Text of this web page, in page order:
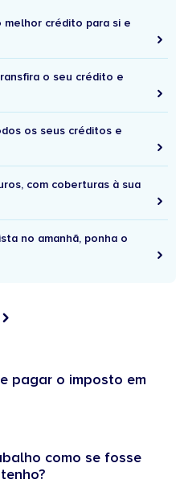
crédito para si e
o seu crédito e
os seus créditos e
com coberturas à sua
no amanhã, ponha o
pagar o imposto em
como se fosse